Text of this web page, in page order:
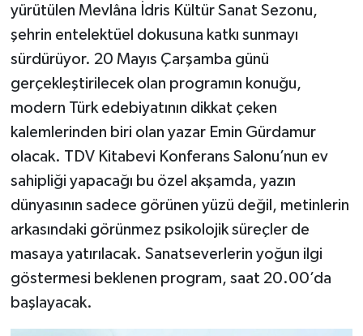
yürütülen Mevlâna İdris Kültür Sanat Sezonu,
şehrin entelektüel dokusuna katkı sunmayı
sürdürüyor. 20 Mayıs Çarşamba günü
gerçekleştirilecek olan programın konuğu,
modern Türk edebiyatının dikkat çeken
kalemlerinden biri olan yazar Emin Gürdamur
olacak. TDV Kitabevi Konferans Salonu’nun ev
sahipliği yapacağı bu özel akşamda, yazın
dünyasının sadece görünen yüzü değil, metinlerin
arkasındaki görünmez psikolojik süreçler de
masaya yatırılacak. Sanatseverlerin yoğun ilgi
göstermesi beklenen program, saat 20.00’da
başlayacak.